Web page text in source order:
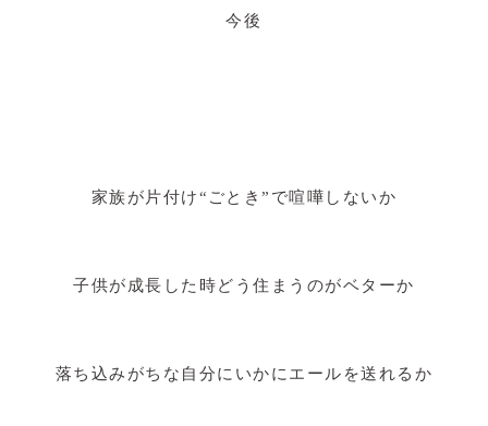
今後
家族が片付け“ごとき”で喧嘩しないか
子供が成長した時どう住まうのがベターか
落ち込みがちな自分にいかにエールを送れるか